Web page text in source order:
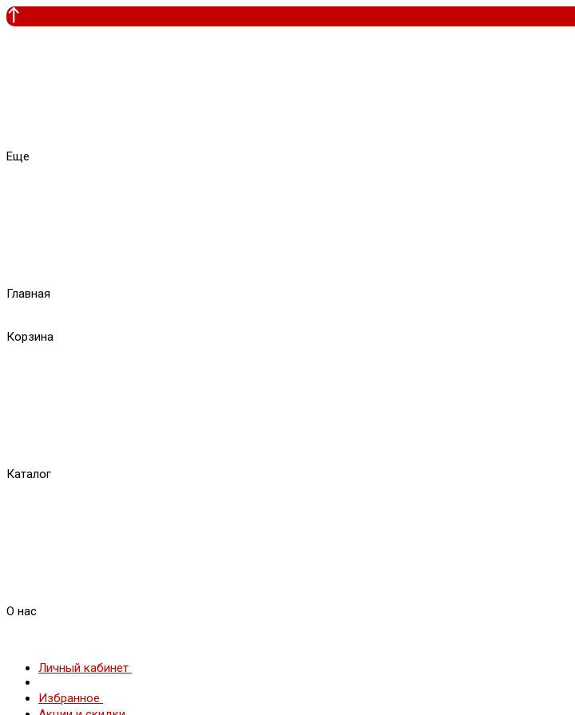
Еще
Главная
Корзина
Каталог
О нас
Личный кабинет
Избранное